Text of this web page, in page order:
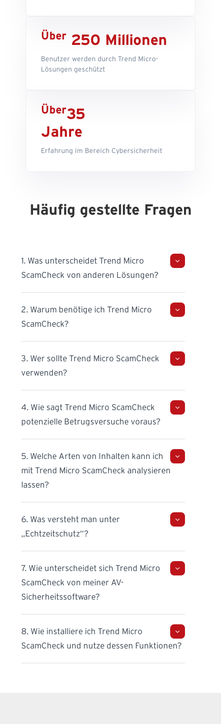
Über 250 Millionen
Benutzer werden durch Trend Micro-
Lösungen geschützt
Über35
Jahre
Erfahrung im Bereich Cybersicherheit
Häufig gestellte Fragen
1. Was unterscheidet Trend Micro
ScamCheck von anderen Lösungen?
2. Warum benötige ich Trend Micro
ScamCheck?
3. Wer sollte Trend Micro ScamCheck
verwenden?
4. Wie sagt Trend Micro ScamCheck
potenzielle Betrugsversuche voraus?
5. Welche Arten von Inhalten kann ich
mit Trend Micro ScamCheck analysieren
lassen?
6. Was versteht man unter
„Echtzeitschutz“?
7. Wie unterscheidet sich Trend Micro
ScamCheck von meiner AV-
Sicherheitssoftware?
8. Wie installiere ich Trend Micro
ScamCheck und nutze dessen Funktionen?